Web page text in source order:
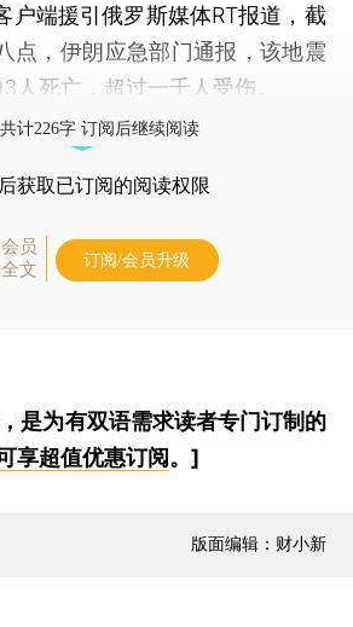
端援引俄罗斯媒体RT报道，截
点，伊朗应急部门通报，该地震
人死亡，超过一千人受伤。
计226字 订阅后继续阅读
后获取已订阅的阅读权限
员
文
订阅/会员升级
是为有双语需求读者专门订制的
享超值优惠订阅 。]
版面编辑：财小新